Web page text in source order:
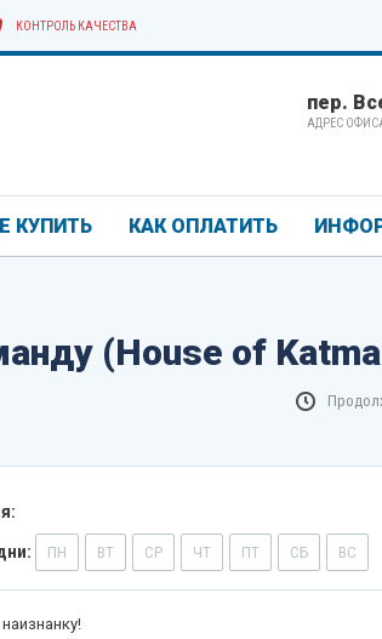
КОНТРОЛЬ КАЧЕСТВА
пер.
АДРЕС
КУПИТЬ КАК ОПЛАТИТЬ
(House of
ПН ВТ СР ЧТ ПТ СБ ВС